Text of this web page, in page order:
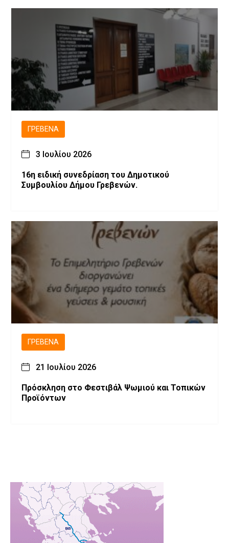
ΓΡΕΒΕΝΆ
3 Ιουλίου 2026
16η ειδική συνεδρίαση του Δημοτικού
Συμβουλίου Δήμου Γρεβενών.
ΓΡΕΒΕΝΆ
21 Ιουλίου 2026
Πρόσκληση στο Φεστιβάλ Ψωμιού και Τοπικών
Προϊόντων